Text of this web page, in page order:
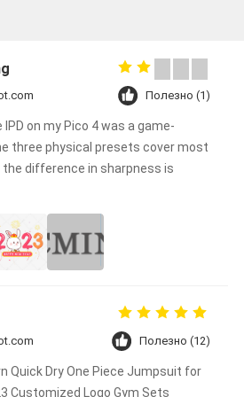
Полезно (1)
on my Pico 4 was a game-
three physical presets cover most
the difference in sharpness is
Полезно (12)
Quick Dry One Piece Jumpsuit for
Customized Logo Gym Sets